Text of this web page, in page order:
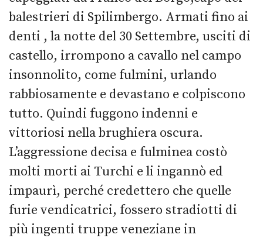
balestrieri di Spilimbergo. Armati fino ai
denti , la notte del 30 Settembre, usciti di
castello, irrompono a cavallo nel campo
insonnolito, come fulmini, urlando
rabbiosamente e devastano e colpiscono
tutto. Quindi fuggono indenni e
vittoriosi nella brughiera oscura.
L’aggressione decisa e fulminea costò
molti morti ai Turchi e li ingannò ed
impaurì, perché credettero che quelle
furie vendicatrici, fossero stradiotti di
più ingenti truppe veneziane in